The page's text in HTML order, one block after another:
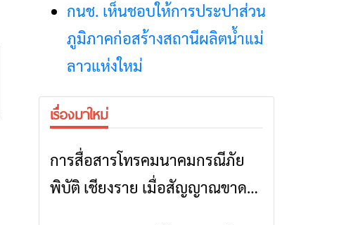
กนช. เห็นชอบให้การประปาส่วน
ภูมิภาคก่อสร้างสถานีผลิตน้ำแม่
ลาวแห่งใหม่
เรื่องมาใหม่
ข่าวเชียงราย
การสื่อสารโทรคมนาคมกรณีภัย
พิบัติ เชียงราย เมื่อสัญญาณขาด